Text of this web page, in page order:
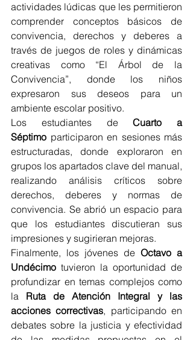
actividades lúdicas que les permitieron
comprender conceptos básicos de
convivencia, derechos y deberes a
través de juegos de roles y dinámicas
creativas como “El Árbol de la
Convivencia”, donde los niños
expresaron sus deseos para un
ambiente escolar positivo​.
Los estudiantes de Cuarto a
Séptimo participaron en sesiones más
estructuradas, donde exploraron en
grupos los apartados clave del manual,
realizando análisis críticos sobre
derechos, deberes y normas de
convivencia. Se abrió un espacio para
que los estudiantes discutieran sus
impresiones y sugirieran mejoras.
Finalmente, los jóvenes de Octavo a
Undécimo tuvieron la oportunidad de
profundizar en temas complejos como
la Ruta de Atención Integral y las
acciones correctivas, participando en
debates sobre la justicia y efectividad